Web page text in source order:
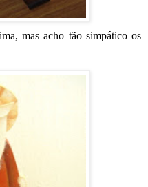
mas acho tão simpático os